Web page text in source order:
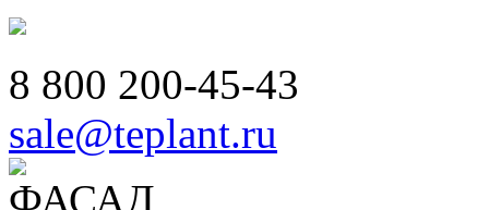
8 800 200-45-43
sale@teplant.ru